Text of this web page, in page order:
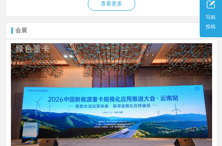
写稿
投稿
查看更多
会展 更多